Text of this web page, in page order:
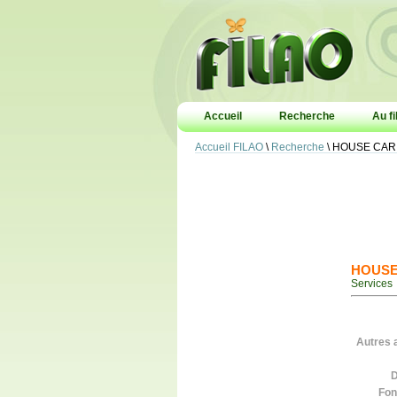
Accueil Recherche Au
Accueil FILAO \ Recherche \ HOUSE CAR
Services
Autres